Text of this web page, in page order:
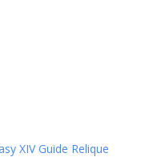
XIV Guide Relique